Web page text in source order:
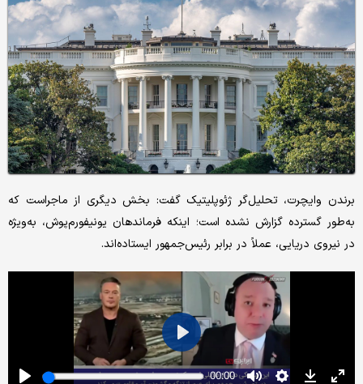
برندن وایچرت، تحلیل‌گر ژئوپلیتیک گفت: بخش دیگری از ماجراست که
به‌طور گسترده گزارش نشده است؛ اینکه فرماندهان یونیفورم‌پوش، به‌ویژه
در نیروی دریایی، عملاً در برابر رئیس‌جمهور ایستاده‌اند.